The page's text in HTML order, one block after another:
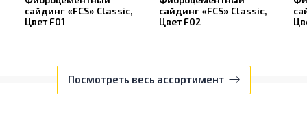
сайдинг «FCS» Classic,
Цвет F01
сайдинг «FCS» Classic,
Цвет F02
Посмотреть весь ассортимент